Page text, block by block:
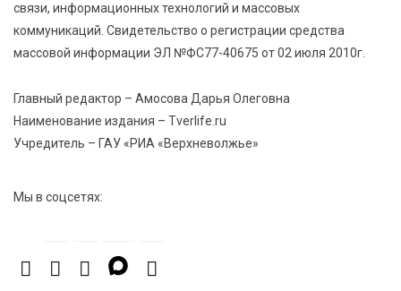
Виталий Королев поздравил победительниц
«Большой перемены»
Рекорд года: в июле в России продали 122,1 тыс.
новых легковых авто
связи, информационных технологий и массовых
коммуникаций. Свидетельство о регистрации средства
массовой информации ЭЛ №ФС77-40675 от 02 июля 2010г.
Главный редактор – Амосова Дарья Олеговна
Наименование издания – Tverlife.ru
Учредитель – ГАУ «РИА «Верхневолжье»
Мы в соцсетях: